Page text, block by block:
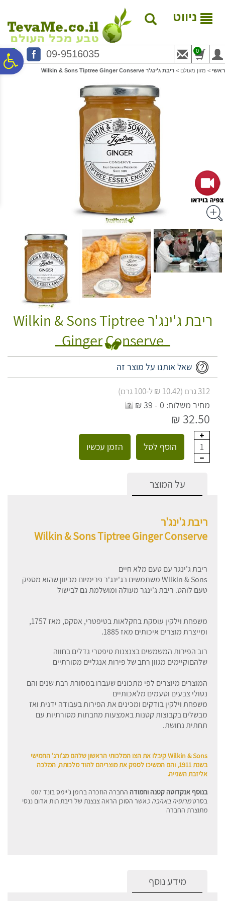
נגישות
המרכזי
ניווט
09-9516035 0
ראשי > מזון מעולם > ריבת ג'ינג'ר Wilkin & Sons Tiptree Ginger Conserve
ריבת ג'ינג'ר Wilkin & Sons Tiptree
Ginger Conserve
שאל אותנו על מוצר זה
312 גרם (10.42 ₪ ל-100 גרם)
מחיר משלוח: 0 - 39 ₪
32.50 ₪
1 הוסף לסל הזמן עכשיו
על המוצר
ריבת ג'ינג'ר
Wilkin & Sons Tiptree Ginger Conserve
ריבת ג'ינגר עם טעם מלא חיים
Wilkin & Sons משתמשים בג'ינג'ר פרימיום מכיוון שהוא מספק
טעם לוהט. ריבת ג'ינגר מעולה ומושלמת גם לבישול
משפחת וילקין עוסקת בחקלאות בטיפטרי, אסקס, מאז 1757,
ומייצרת מוצרים איכותים מאז 1885.
רוב הפירות המשמשים בצנצנות טיפטרי גדלים בחווה
שלהםוקיימים מגוון רחב של פירות אנגליים מסורתיים
המוצרים מיוצרים לפי מתכונים שעברו במסורת רבת שנים והם
נטולי צבעים וטעמים מלאכותיים
משפחת וילקין בודקים ומכינים את הפירות בעבודה ידנית ואז
מבשלים בקבוצות קטנות באמצעות מחבתות מסורתיות עם
תחתית נחושת.
Wilkin & Sons קיבלו את הצו המלכותי הראשון שלהם מג'ורג' החמישי
בשנת 1911, והם המשיכו לספק את מוצריהם להוד מלכותה, המלכה
אליזבת השנייה.
בנוסף אנקדוטה קטנה וחמודה
החברה הוזכרה ברומן ג'יימס בונד 007
בסרטמרוסיה באהבה כאשר הסוכן הראה צנצנת של ריבת תות אדום ננסי
מתוצרת החברה
מידע נוסף